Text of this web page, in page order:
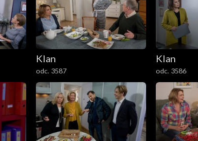
Klan
odc. 3587
Klan
odc. 3586